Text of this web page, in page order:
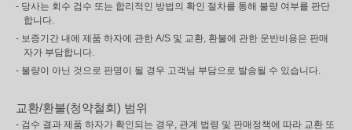
- 당사는 회수 검수 또는 합리적인 방법의 확인 절차를 통해 불량 여부를 판단
합니다.
- 보증기간 내에 제품 하자에 관한 A/S 및 교환, 환불에 관한 운반비용은 판매
자가 부담합니다.
- 불량이 아닌 것으로 판명이 될 경우 고객님 부담으로 발송될 수 있습니다.
교환/환불(청약철회) 범위
- 검수 결과 제품 하자가 확인되는 경우, 관계 법령 및 판매정책에 따라 교환 또